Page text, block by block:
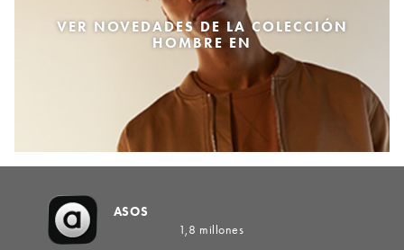
VER NOVEDADES DE LA COLECCIÓN
HOMBRE EN
ASOS
1,8 millones